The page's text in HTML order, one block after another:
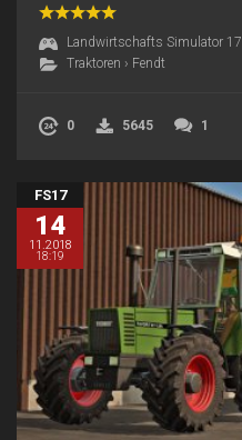
Landwirtschafts Simulator 17
Traktoren › Fendt
0 5645 1
FS17
14
11.2018
18:19